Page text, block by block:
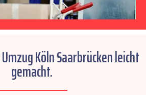
Köln Saarbrücken leicht
gemacht.